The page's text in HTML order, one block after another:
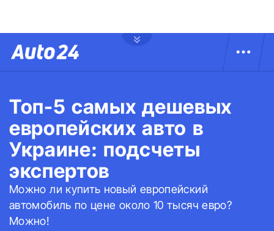
Топ-5 самых дешевых
европейских авто в
Украине: подсчеты
экспертов
Можно ли купить новый европейский
автомобиль по цене около 10 тысяч евро?
Можно!